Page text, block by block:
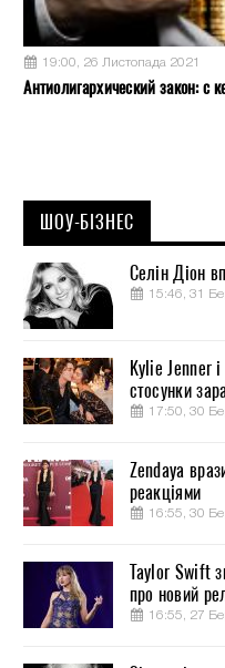
19:00, 26 Листопада 2021
Антиолигархический закон: с
ШОУ-БІЗНЕС
Селін Діон
15:46, 31
Kylie Jenner
стосунки
17:50, 30
Zendaya
реакціями
16:55, 30
Taylor Swift
про новий
16:55, 27